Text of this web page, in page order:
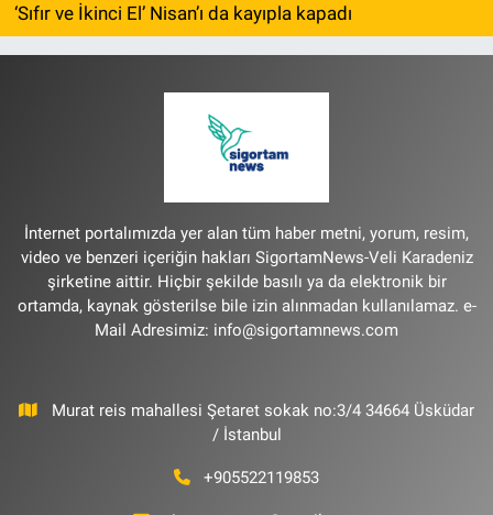
‘Sıfır ve İkinci El’ Nisan’ı da kayıpla kapadı
İnternet portalımızda yer alan tüm haber metni, yorum, resim,
video ve benzeri içeriğin hakları SigortamNews-Veli Karadeniz
şirketine aittir. Hiçbir şekilde basılı ya da elektronik bir
ortamda, kaynak gösterilse bile izin alınmadan kullanılamaz. e-
Mail Adresimiz: info@sigortamnews.com
Murat reis mahallesi Şetaret sokak no:3/4 34664 Üsküdar
/ İstanbul
+905522119853